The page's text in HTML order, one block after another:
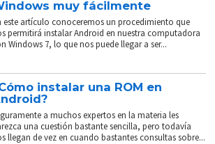
muy fácilmente
este artículo conoceremos un procedimiento que
permitirá instalar Android en nuestra computadora
Windows 7, lo que nos puede llegar a ser...
instalar una ROM en
a muchos expertos en la materia les
una cuestión bastante sencilla, pero todavía
llegan de vez en cuando bastantes consultas sobre...